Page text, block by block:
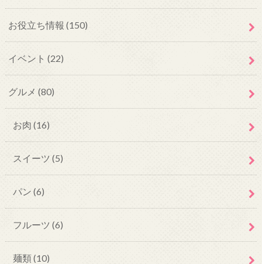
お役立ち情報 (150)
イベント (22)
グルメ (80)
お肉 (16)
スイーツ (5)
パン (6)
フルーツ (6)
麺類(10)